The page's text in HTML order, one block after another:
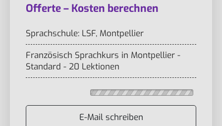
Offerte – Kosten berechnen
Sprachschule: LSF, Montpellier
Französisch Sprachkurs in Montpellier -
Standard - 20 Lektionen
E-Mail schreiben